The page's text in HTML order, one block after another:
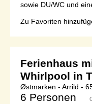
sowie DU/WC und
Zu Favoriten
Ferienhaus
Whirlpool in
Østmarken - Arrild -
6 Personen